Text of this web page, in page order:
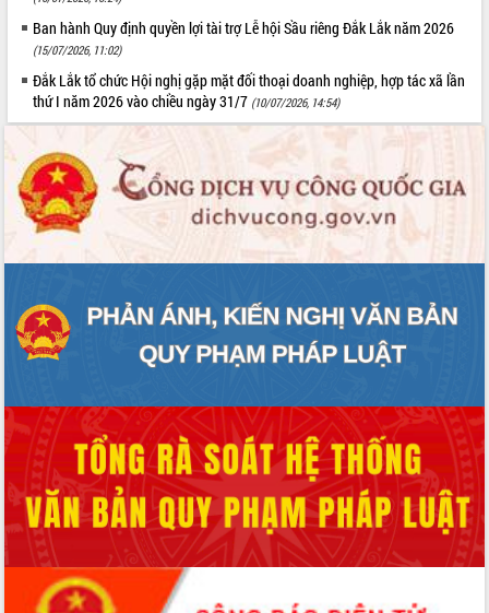
Ban hành Quy định quyền lợi tài trợ Lễ hội Sầu riêng Đắk Lắk năm 2026
(15/07/2026, 11:02)
Đắk Lắk tổ chức Hội nghị gặp mặt đối thoại doanh nghiệp, hợp tác xã lần
thứ I năm 2026 vào chiều ngày 31/7 (10/07/2026, 14:54)